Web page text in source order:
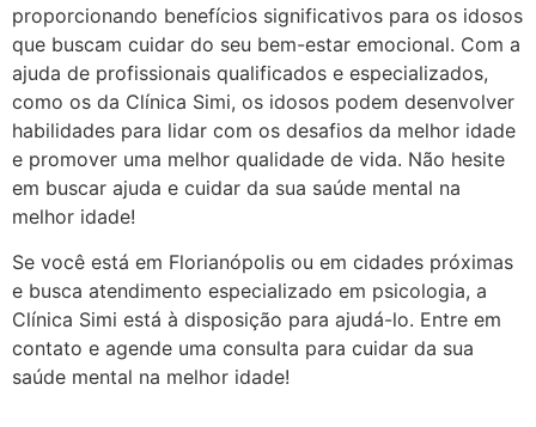
proporcionando benefícios significativos para os idosos
que buscam cuidar do seu bem-estar emocional. Com a
ajuda de profissionais qualificados e especializados,
como os da Clínica Simi, os idosos podem desenvolver
habilidades para lidar com os desafios da melhor idade
e promover uma melhor qualidade de vida. Não hesite
em buscar ajuda e cuidar da sua saúde mental na
melhor idade!
Se você está em Florianópolis ou em cidades próximas
e busca atendimento especializado em psicologia, a
Clínica Simi está à disposição para ajudá-lo. Entre em
contato e agende uma consulta para cuidar da sua
saúde mental na melhor idade!